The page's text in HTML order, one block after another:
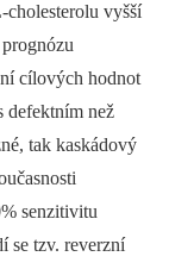
vyšší
cílových hodnot
defektním než
tak kaskádový
senzitivitu
se tzv. reverzní